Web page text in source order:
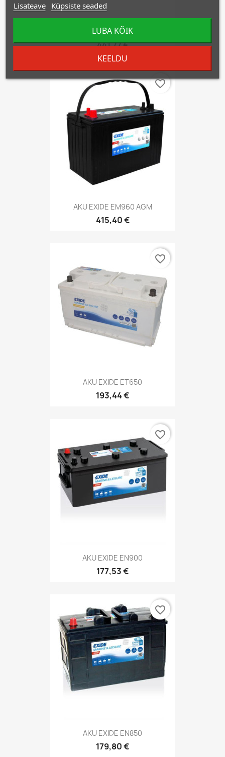
AKU EXIDE ES1200 GEL
441,77 €
AKU EXIDE EM960 AGM
415,40 €
favorite_border
AKU EXIDE ET650
193,44 €
favorite_border
AKU EXIDE EN900
177,53 €
favorite_border
AKU EXIDE EN850
179,80 €
favorite_border
Lisateave Küpsiste seaded
KEELDU
LUBA KÕIK